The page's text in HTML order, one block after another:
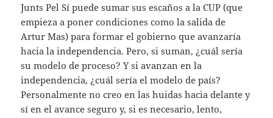
Junts Pel Sí puede sumar sus escaños a la CUP (que
empieza a poner condiciones como la salida de
Artur Mas) para formar el gobierno que avanzaría
hacia la independencia. Pero, si suman, ¿cuál sería
su modelo de proceso? Y si avanzan en la
independencia, ¿cuál sería el modelo de país?
Personalmente no creo en las huidas hacia delante y
sí en el avance seguro y, si es necesario, lento,